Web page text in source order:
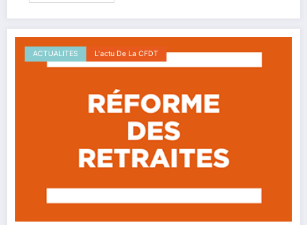
ACTUALITES L'actu De La CFDT